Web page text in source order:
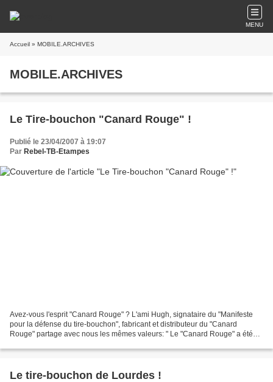
MENU
Accueil » MOBILE.ARCHIVES
MOBILE.ARCHIVES
Le Tire-bouchon "Canard Rouge" !
Publié le 23/04/2007 à 19:07
Par Rebel-TB-Etampes
Avez-vous l'esprit "Canard Rouge" ? L'ami Hugh, signataire du "Manifeste
pour la défense du tire-bouchon", fabricant et distributeur du "Canard
Rouge" partage avec nous les mêmes valeurs: " Le "Canard Rouge" a été
Le tire-bouchon de Lourdes !